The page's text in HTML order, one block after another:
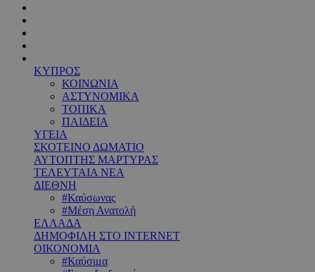
ΚΥΠΡΟΣ
ΚΟΙΝΩΝΙΑ
ΑΣΤΥΝΟΜΙΚΑ
ΤΟΠΙΚΑ
ΠΑΙΔΕΙΑ
ΥΓΕΙΑ
ΣΚΟΤΕΙΝΟ ΔΩΜΑΤΙΟ
ΑΥΤΟΠΤΗΣ ΜΑΡΤΥΡΑΣ
ΤΕΛΕΥΤΑΙΑ ΝΕΑ
ΔΙΕΘΝΗ
#Καύσωνας
#Μέση Ανατολή
ΕΛΛΑΔΑ
ΔΗΜΟΦΙΛΗ ΣΤΟ INTERNET
ΟΙΚΟΝΟΜΙΑ
#Καύσιμα